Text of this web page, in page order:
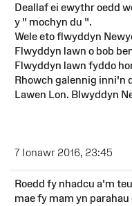
Deallaf ei ewythr oedd
y " mochyn du ".
Wele eto flwyddyn
Flwyddyn lawn o bob
Flwyddyn lawn fyddo
Rhowch galennig inni'n
Lawen Lon. Blwyddyn
7 Ionawr 2016, 23:45
Roedd fy nhadcu a'm
mae fy mam yn